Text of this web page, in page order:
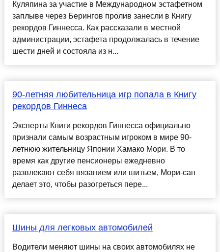
Куляпина за участие в Международном эстафетном
заплыве через Берингов пролив занесли в Книгу
рекордов Гиннесса. Как рассказали в местной
администрации, эстафета продолжалась в течение
шести дней и состояла из н...
90-летняя любительница игр попала в Книгу
рекордов Гиннеса
Эксперты Книги рекордов Гиннесса официально
признали самым возрастным игроком в мире 90-
летнюю жительницу Японии Хамако Мори. В то
время как другие пенсионеры ежедневно
развлекают себя вязанием или шитьем, Мори-сан
делает это, чтобы разогреться пере...
Шины для легковых автомобилей
Водители меняют шины на своих автомобилях не